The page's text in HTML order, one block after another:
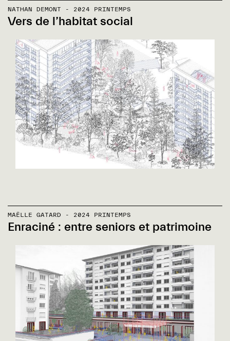
NATHAN DEMONT - 2024 PRINTEMPS
Vers de l’habitat social
MAËLLE GATARD - 2024 PRINTEMPS
Enraciné : entre seniors et patrimoine